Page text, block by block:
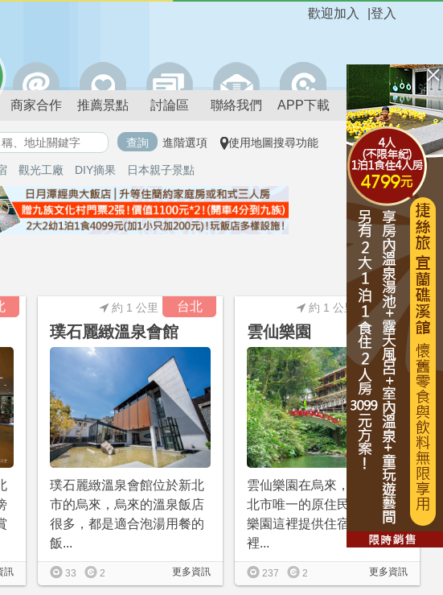
登入
歡迎加入
商家合作 推薦景點 討論區 聯絡我們 APP下載
進階選項 使用地圖搜尋功能
觀光工廠 DIY摘果 日本親子景點
進階搜尋
訊
台北
約 1 公里
璞石麗緻溫泉會館
璞石麗緻溫泉會館位於新北
市的烏來，烏來的溫泉飯店
很多，都是適合泡湯用餐的
飯...
更多資訊
33 2
台北
約 1 公里
雲仙樂園
雲仙樂園在烏來，烏來是新
北市唯一的原住民鄉，雲仙
樂園這裡提供住宿環境，且
裡...
更多資訊
237 2